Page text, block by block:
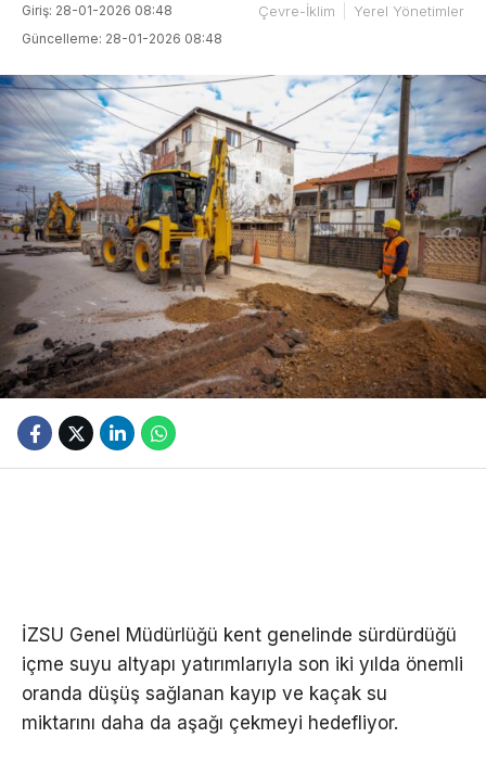
Giriş: 28-01-2026 08:48
Güncelleme: 28-01-2026 08:48
Çevre-İklim Yerel Yönetimler
İZSU Genel Müdürlüğü kent genelinde sürdürdüğü
içme suyu altyapı yatırımlarıyla son iki yılda önemli
oranda düşüş sağlanan kayıp ve kaçak su
miktarını daha da aşağı çekmeyi hedefliyor.